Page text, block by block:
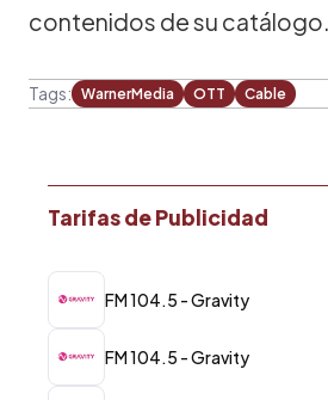
contenidos de su catálogo.
Tags: WarnerMedia OTT Cable
Tarifas de Publicidad
FM 104.5 - Gravity
FM 104.5 - Gravity